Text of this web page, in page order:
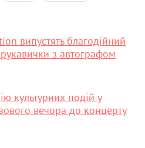
випустять благодійний
з автографом
культурних подій у
вечора до концерту